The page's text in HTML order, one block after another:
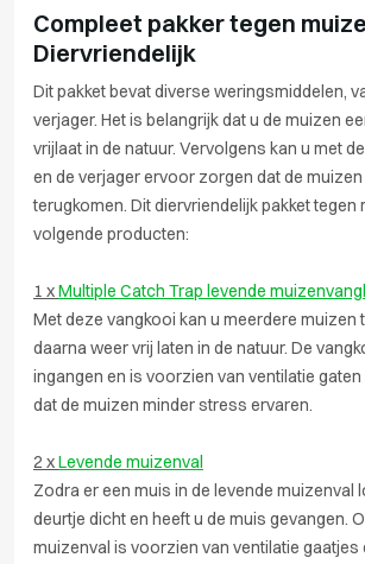
Compleet pakker tegen
Diervriendelijk
Dit pakket bevat diverse weringsmiddelen,
verjager. Het is belangrijk dat u de muizen
vrijlaat in de natuur. Vervolgens kan u met
en de verjager ervoor zorgen dat de
terugkomen. Dit diervriendelijk pakket tegen
volgende producten:
1 xMultiple Catch Trap levende
Met deze vangkooi kan u meerdere muizen
daarna weer vrij laten in de natuur. De
ingangen en is voorzien van ventilatie
dat de muizen minder stress ervaren.
2 xLevende muizenval
Zodra er een muis in de levende muizenval
deurtje dicht en heeft u de muis gevangen.
muizenval is voorzien van ventilatie gaatjes